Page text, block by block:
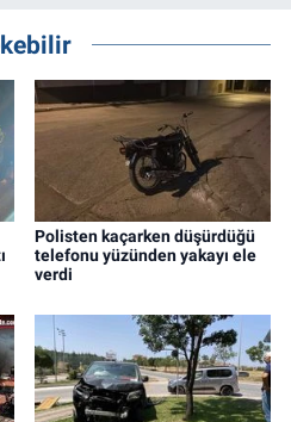
Polisten kaçarken düşürdüğü
telefonu yüzünden yakayı ele
verdi